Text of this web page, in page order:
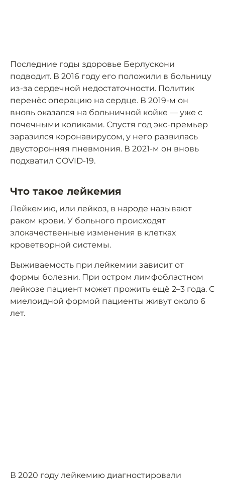
Последние годы здоровье Берлускони
подводит. В 2016 году его положили в больницу
из-за сердечной недостаточности. Политик
перенёс операцию на сердце. В 2019-м он
вновь оказался на больничной койке — уже с
почечными коликами. Спустя год экс-премьер
заразился коронавирусом, у него развилась
двусторонняя пневмония. В 2021-м он вновь
подхватил COVID-19.
Что такое лейкемия
Лейкемию, или лейкоз, в народе называют
раком крови. У больного происходят
злокачественные изменения в клетках
кроветворной системы.
Выживаемость при лейкемии зависит от
формы болезни. При остром лимфобластном
лейкозе пациент может прожить ещё 2–3 года. С
миелоидной формой пациенты живут около 6
лет.
В 2020 году лейкемию диагностировали